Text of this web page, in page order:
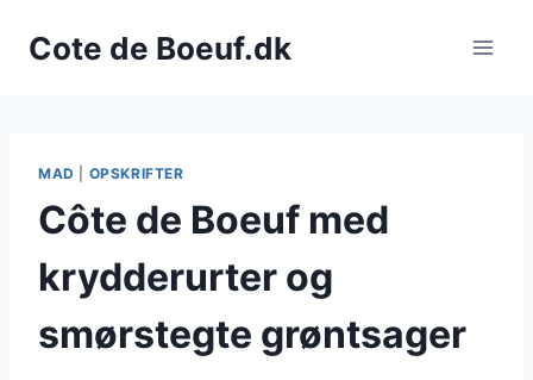
Cote de Boeuf.dk
MAD OPSKRIFTER
Côte de Boeuf med
krydderurter og
smørstegte grøntsager